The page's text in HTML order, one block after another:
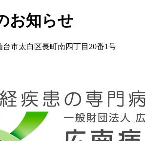
お知らせ
台市太白区長町南四丁目20番1号